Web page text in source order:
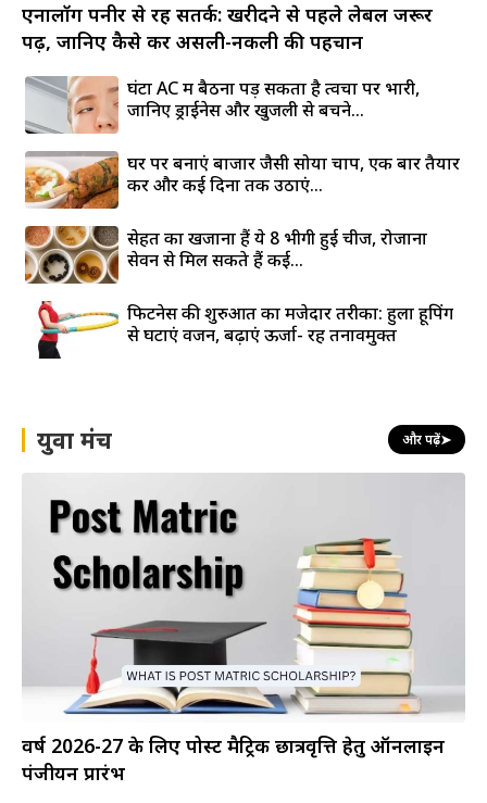
एनालॉग पनीर से रहें सतर्क: खरीदने से पहले लेबल जरूर
पढ़ें, जानिए कैसे करें असली-नकली की पहचान
घंटों AC में बैठना पड़ सकता है त्वचा पर भारी,
जानिए ड्राईनेस और खुजली से बचने...
घर पर बनाएं बाजार जैसी सोया चाप, एक बार तैयार
करें और कई दिनों तक उठाएं...
सेहत का खजाना हैं ये 8 भीगी हुई चीजें, रोजाना
सेवन से मिल सकते हैं कई...
फिटनेस की शुरुआत का मजेदार तरीका: हुला हूपिंग
से घटाएं वजन, बढ़ाएं ऊर्जा- रहें तनावमुक्त
युवा मंच और पढ़ें➤
वर्ष 2026-27 के लिए पोस्ट मैट्रिक छात्रवृत्ति हेतु ऑनलाइन
पंजीयन प्रारंभ